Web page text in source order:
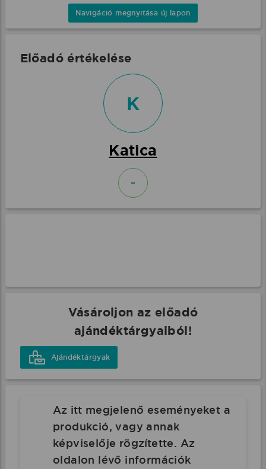
Navigáció megnyitása új lapon
Előadó értékelése
K
Katica
-
Vásároljon az előadó
ajándéktárgyaiból!
Ajándéktárgyak
Az itt megjelenő eseményeket a
produkció, vagy annak
képviselője rögzítette. Az
oldalon lévő információk